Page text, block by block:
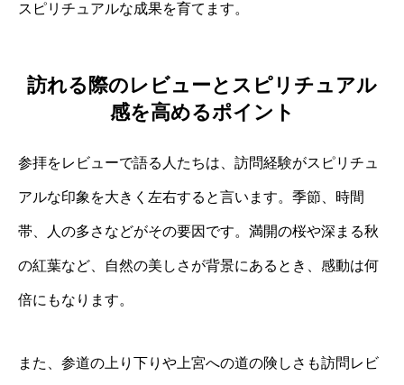
スピリチュアルな成果を育てます。
訪れる際のレビューとスピリチュアル
感を高めるポイント
参拝をレビューで語る人たちは、訪問経験がスピリチュ
アルな印象を大きく左右すると言います。季節、時間
帯、人の多さなどがその要因です。満開の桜や深まる秋
の紅葉など、自然の美しさが背景にあるとき、感動は何
倍にもなります。
また、参道の上り下りや上宮への道の険しさも訪問レビ